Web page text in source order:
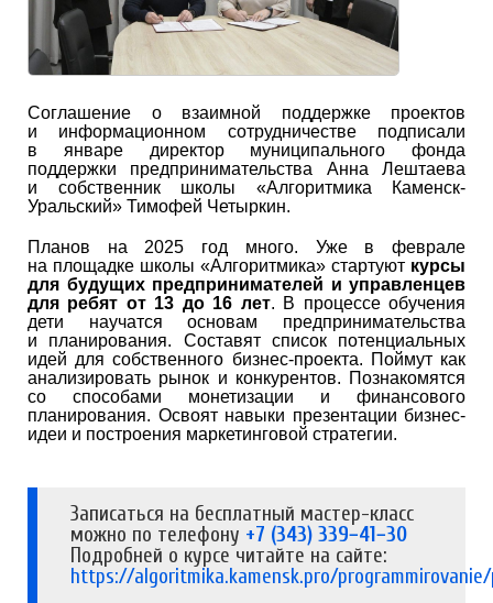
Соглашение о взаимной поддержке проектов
и информационном сотрудничестве подписали
в январе директор муниципального фонда
поддержки предпринимательства Анна Лештаева
и собственник школы «Алгоритмика Каменск-
Уральский» Тимофей Четыркин.
Планов на 2025 год много. Уже в феврале
на площадке школы «Алгоритмика» стартуют курсы
для будущих предпринимателей и управленцев
для ребят от 13 до 16 лет. В процессе обучения
дети научатся основам предпринимательства
и планирования. Составят список потенциальных
идей для собственного бизнес-проекта. Поймут как
анализировать рынок и конкурентов. Познакомятся
со способами монетизации и финансового
планирования. Освоят навыки презентации бизнес-
идеи и построения маркетинговой стратегии.
Записаться на бесплатный мастер-класс
можно по телефону +7 (343) 339−41−30
Подробней о курсе читайте на сайте:
https://algoritmika.kamensk.pro/